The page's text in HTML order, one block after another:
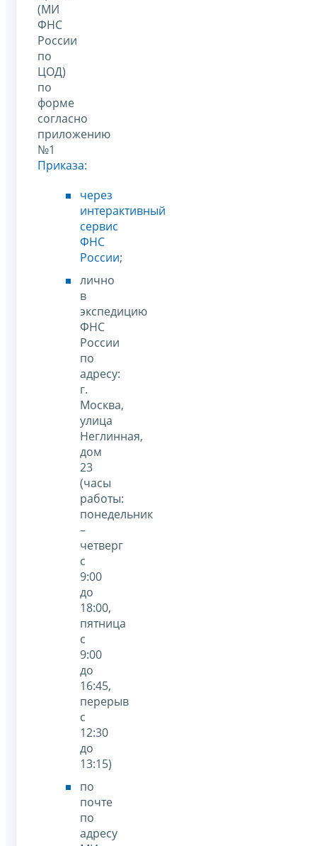
(МИ
ФНС
России
по
ЦОД)
по
форме
согласно
приложению
№1
Приказа:
через
интерактивный
сервис
ФНС
России;
лично
в
экспедицию
ФНС
России
по
адресу:
г.
Москва,
улица
Неглинная,
дом
23
(часы
работы:
понедельник
–
четверг
с
9:00
до
18:00,
пятница
с
9:00
до
16:45,
перерыв
с
12:30
до
13:15)
по
почте
по
адресу